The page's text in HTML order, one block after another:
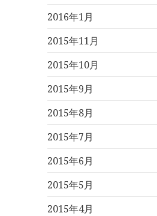
2016年1月
2015年11月
2015年10月
2015年9月
2015年8月
2015年7月
2015年6月
2015年5月
2015年4月